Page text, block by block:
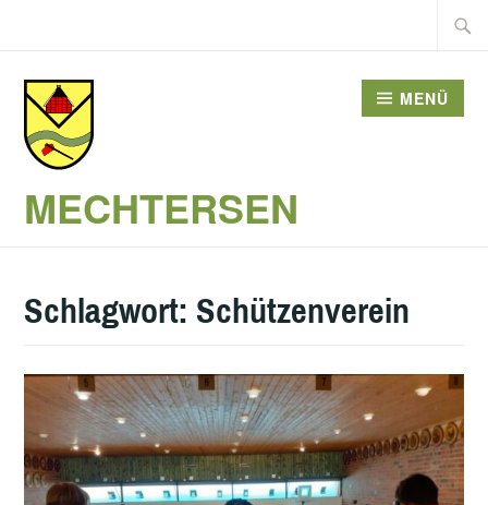
springen
Suche
MECHTERSEN
MENÜ
Schlagwort: Schützenverein